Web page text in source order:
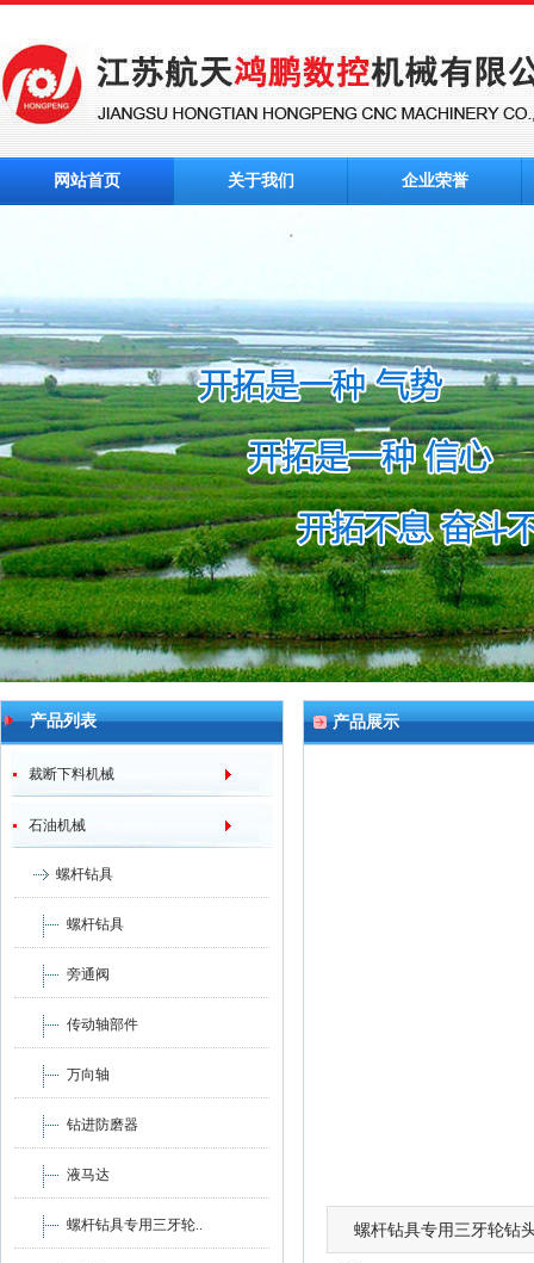
网站首页 关于我们 企业荣誉
产品列表
裁断下料机械
石油机械
螺杆钻具
螺杆钻具
旁通阀
传动轴部件
万向轴
钻进防磨器
液马达
螺杆钻具专用三牙轮..
产品展示
螺杆钻具专用三牙轮钻